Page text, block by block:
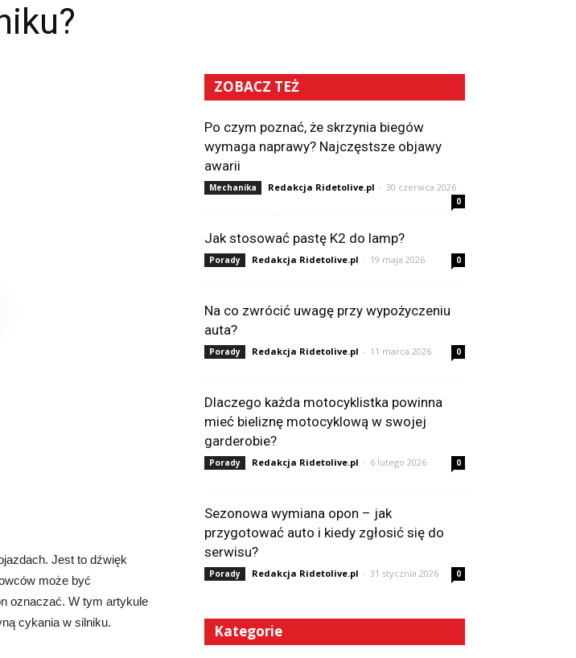
Jest to dźwięk
może być
oznaczać. W tym artykule
cykania w silniku.
ZOBACZ TEŻ
Po czym poznać, że skrzynia biegów
wymaga naprawy? Najczęstsze objawy
awarii
Mechanika Redakcja Ridetolive.pl - 30 czerwca 2026
0
Jak stosować pastę K2 do lamp?
Porady Redakcja Ridetolive.pl - 19 maja 2026 0
Na co zwrócić uwagę przy wypożyczeniu
auta?
Porady Redakcja Ridetolive.pl - 11 marca 2026 0
Dlaczego każda motocyklistka powinna
mieć bieliznę motocyklową w swojej
garderobie?
Porady Redakcja Ridetolive.pl - 6 lutego 2026 0
Sezonowa wymiana opon – jak
przygotować auto i kiedy zgłosić się do
serwisu?
Porady Redakcja Ridetolive.pl - 31 stycznia 2026 0
Kategorie